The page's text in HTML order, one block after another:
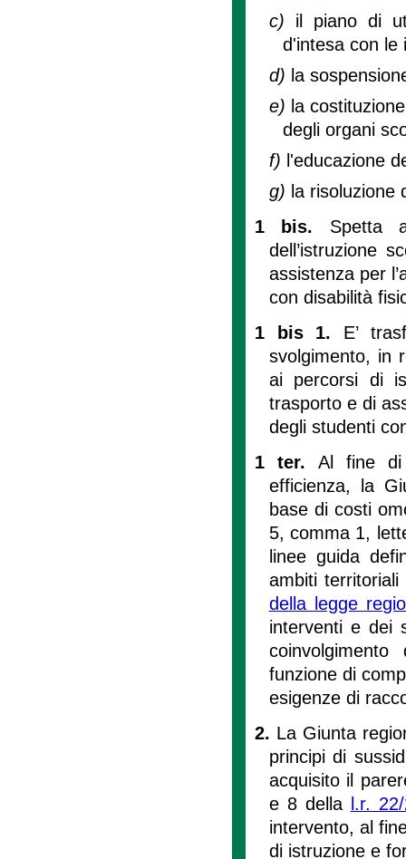
c) il piano di
d'intesa con le
d) la
e) la
degli organi
f) l'educazione
g) la risoluzione
1 bis. Spetta
dell’istruzione
assistenza per
con disabilità
1 bis 1. E’
svolgimento, in
ai percorsi di
trasporto e di
degli studenti
1 ter.Al fine di
efficienza, la
base di costi
5, comma 1,
linee guida
ambiti
della legge
interventi e dei
funzione di
esigenze di
2. La Giunta
principi di
acquisito il
e 8 della
l.r.
intervento, al
di istruzione e